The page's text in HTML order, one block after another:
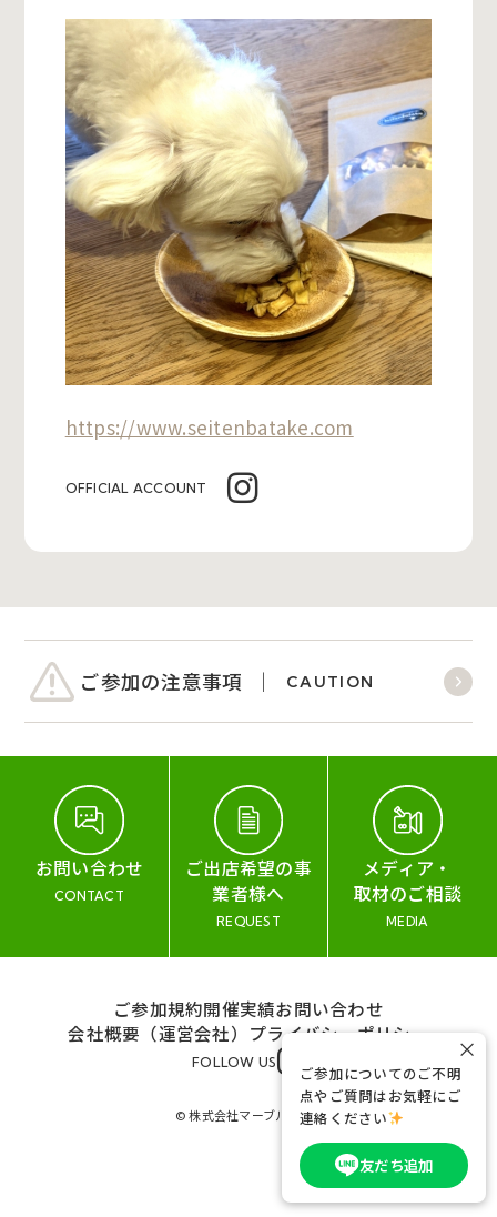
https://www.seitenbatake.com
OFFICIAL ACCOUNT
ご参加の注意事項 CAUTION
お問い合わせ
CONTACT
ご出店希望の事
業者様へ
REQUEST
メディア・
取材のご相談
MEDIA
ご参加規約開催実績お問い合わせ
会社概要（運営会社） プライバシーポリシー
FOLLOW US
© 株式会社マーブル&コー
ご参加についてのご不明
点やご質問はお気軽にご
連絡ください
友だち追加
×